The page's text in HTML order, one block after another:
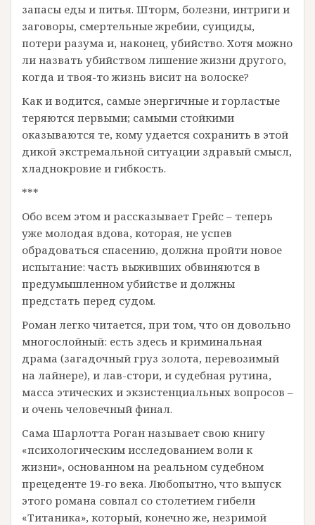
запасы еды и питья. Шторм, болезни, интриги и
заговоры, смертельные жребии, суициды,
потери разума и, наконец, убийство. Хотя можно
ли назвать убийством лишение жизни другого,
когда и твоя-то жизнь висит на волоске?
Как и водится, самые энергичные и горластые
теряются первыми; самыми стойкими
оказываются те, кому удается сохранить в этой
дикой экстремальной ситуации здравый смысл,
хладнокровие и гибкость.
***
Обо всем этом и рассказывает Грейс – теперь
уже молодая вдова, которая, не успев
обрадоваться спасению, должна пройти новое
испытание: часть выживших обвиняются в
предумышленном убийстве и должны
предстать перед судом.
Роман легко читается, при том, что он довольно
многослойный: есть здесь и криминальная
драма (загадочный груз золота, перевозимый
на лайнере), и лав-стори, и судебная рутина,
масса этических и экзистенциальных вопросов –
и очень человечный финал.
Сама Шарлотта Роган называет свою книгу
«психологическим исследованием воли к
жизни», основанном на реальном судебном
прецеденте 19-го века. Любопытно, что выпуск
этого романа совпал со столетием гибели
«Титаника», который, конечно же, незримой